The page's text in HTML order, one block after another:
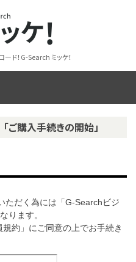
ド！G-Search ミッケ！
購入手続きの開始」
ただく為には「G-Searchビジ
ります。
約」にご同意の上でお手続き